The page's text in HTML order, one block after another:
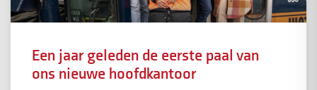
Een jaar geleden de eerste paal van
ons nieuwe hoofdkantoor